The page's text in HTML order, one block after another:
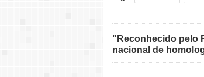
"Reconhecido pelo
nacional de